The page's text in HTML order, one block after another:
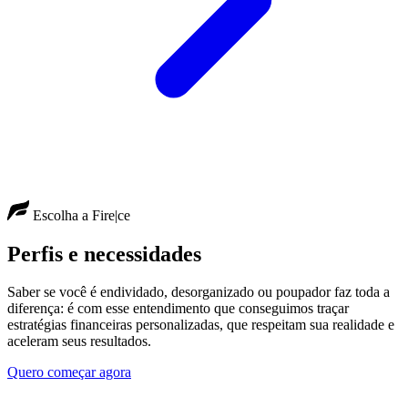
Escolha a Fire|ce
Perfis e necessidades
Saber se você é endividado, desorganizado ou poupador faz toda a
diferença: é com esse entendimento que conseguimos traçar
estratégias financeiras personalizadas, que respeitam sua realidade e
aceleram seus resultados.
Quero começar agora